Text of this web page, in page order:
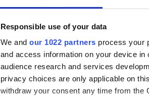
Responsible use of your data
We and our 1022 partners process your
and access information on your device
audience research and services
privacy choices are only applicable on
withdraw your consent any time from the
보고
첨부
찾